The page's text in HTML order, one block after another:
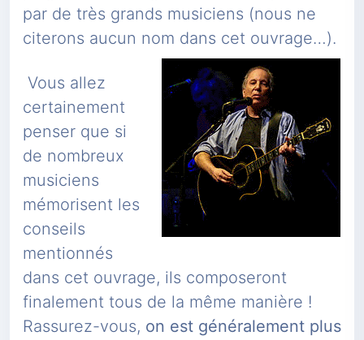
par de très grands musiciens (nous ne
citerons aucun nom dans cet ouvrage…).
Vous allez
certainement
penser que si
de nombreux
musiciens
mémorisent les
conseils
mentionnés
dans cet ouvrage, ils composeront
finalement tous de la même manière !
Rassurez-vous, on est généralement plus